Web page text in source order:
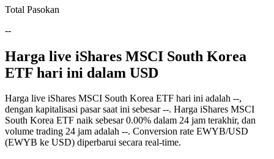
Total Pasokan
--
Harga live iShares MSCI South Korea
ETF hari ini dalam USD
Harga live iShares MSCI South Korea ETF hari ini adalah --,
dengan kapitalisasi pasar saat ini sebesar --. Harga iShares MSCI
South Korea ETF naik sebesar 0.00% dalam 24 jam terakhir, dan
volume trading 24 jam adalah --. Conversion rate EWYB/USD
(EWYB ke USD) diperbarui secara real-time.